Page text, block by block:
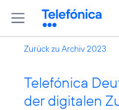
Zurück zu Archiv 2023
Telefónica
der digitalen